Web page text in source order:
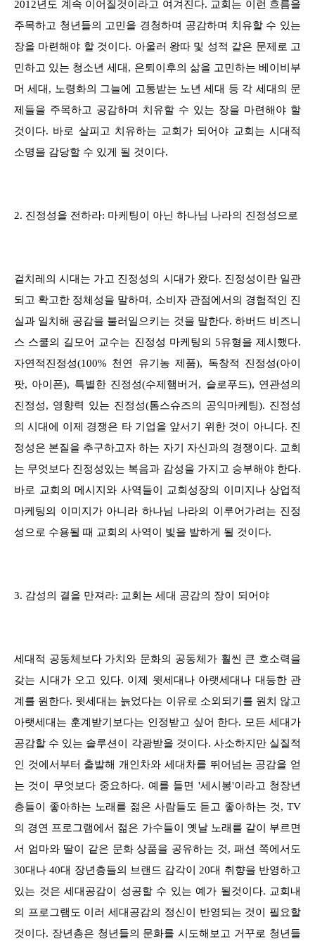
2012년도 계속 이어질것이라고 여겨진다. 교회는 이런 흐름을
주목하고 청년들의 고민을 경청하며 공감하며 치유할 수 있는
장을 마련해야 할 것이다. 아울러 왕따 및 성적 같은 문제로 고
민하고 있는 청소년 세대, 은퇴이후의 삶을 고민하는 베이비부
머 세대, 노령화의 그늘에 고통받는 노년 세대 등 각 세대의 문
제들을 주목하고 공감하며 치유할 수 있는 장을 마련해야 할
것이다. 바로 살피고 치유하는 교회가 되어야 교회는 시대적
소명을 감당할 수 있게 될 것이다.
2. 진정성을 전하라: 마케팅이 아닌 하나님 나라의 진정성으로
겉치레의 시대는 가고 진정성의 시대가 왔다. 진정성이란 일관
되고 확고한 정체성을 말하며, 소비자 관점에서의 경험적인 진
실과 일치해 공감을 불러일으키는 것을 말한다. 하버드 비즈니
스 스쿨의 길모어 교수는 진정성 마케팅의 5유형을 제시했다.
자연적진정성(100% 천연 유기농 제품), 독창적 진정성(아이
팟, 아이폰), 특별한 진정성(수제햄버거, 슬로푸드), 연관성의
진정성, 영향력 있는 진정성(톰스슈즈의 공익마케팅). 진정성
의 시대에 이제 경쟁은 타 기업을 앞서기 위한 것이 아니다. 진
정성은 본질을 추구하고자 하는 자기 자신과의 경쟁이다. 교회
는 무엇보다 진정성있는 복음과 감성을 가지고 승부해야 한다.
바로 교회의 메시지와 사역들이 교회성장의 이미지나 상업적
마케팅의 이미지가 아니라 하나님 나라의 이루어가려는 진정
성으로 수용될 때 교회의 사역이 빛을 발하게 될 것이다.
3. 감성의 결을 만져라: 교회는 세대 공감의 장이 되어야
세대적 공동체보다 가치와 문화의 공동체가 훨씬 큰 호소력을
갖는 시대가 오고 있다. 이제 윗세대나 아랫세대나 대등한 관
계를 원한다. 윗세대는 늙었다는 이유로 소외되기를 원치 않고
아랫세대는 훈계받기보다는 인정받고 싶어 한다. 모든 세대가
공감할 수 있는 솔루션이 각광받을 것이다. 사소하지만 실질적
인 것에서부터 출발해 개인차와 세대차를 뛰어넘는 공감을 얻
는 것이 무엇보다 중요하다. 예를 들면 '세시봉'이라고 청장년
층들이 좋아하는 노래를 젊은 사람들도 듣고 좋아하는 것, TV
의 경연 프로그램에서 젊은 가수들이 옛날 노래를 같이 부르면
서 엄마와 딸이 같은 문화 상품을 공유하는 것, 패션 쪽에서도
30대나 40대 장년층들의 브랜드 감각이 20대 취향을 반영하고
있는 것은 세대공감이 성공할 수 있는 예가 될것이다. 교회내
의 프로그램도 이러 세대공감의 정신이 반영되는 것이 필요할
것이다. 장년층은 청년들의 문화를 시도해보고 거꾸로 청년들